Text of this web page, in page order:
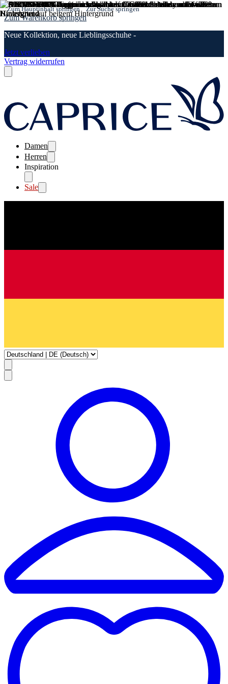
Zum Hauptinhalt springen Zur Suche springen
Zum Warenkorb springen
Neue Kollektion, neue Lieblingsschuhe -
Jetzt verlieben
Vertrag widerrufen
Damen
Herren
Inspiration
Sale